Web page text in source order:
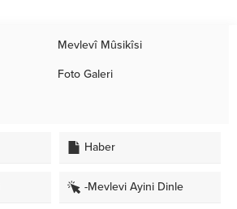
Mevlevî Mûsikîsi
Foto Galeri
Haber
-Mevlevi Ayini Dinle